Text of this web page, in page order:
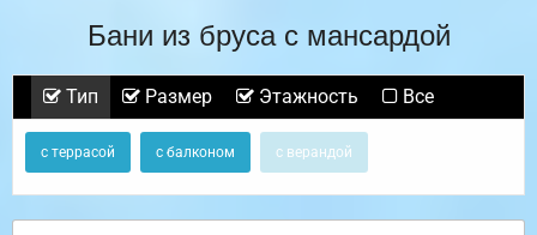
Бани из бруса с мансардой
Тип Размер Этажность Все
с террасой с балконом с верандой